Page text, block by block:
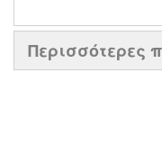
Περισσότερες